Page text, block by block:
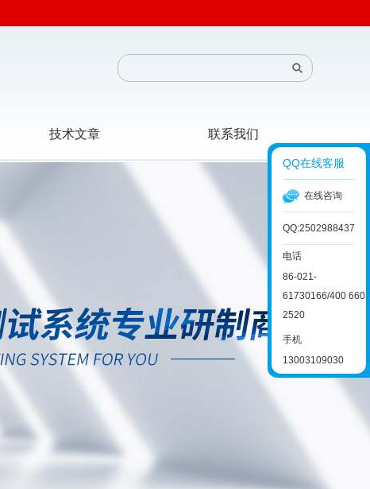
技术文章 联系我们
QQ在线客服
在线咨询
QQ:2502988437
电话
86-021-
61730166/400 660
2520
手机
13003109030